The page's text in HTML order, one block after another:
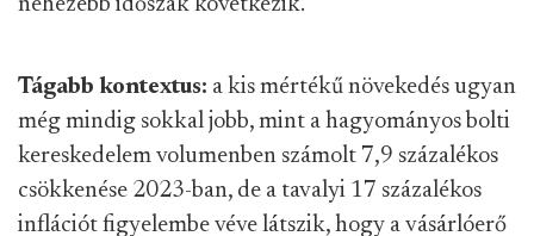
nehezebb időszak következik.
Tágabb kontextus: a kis mértékű növekedés ugyan
még mindig sokkal jobb, mint a hagyományos bolti
kereskedelem volumenben számolt 7,9 százalékos
csökkenése 2023-ban, de a tavalyi 17 százalékos
inflációt figyelembe véve látszik, hogy a vásárlóerő